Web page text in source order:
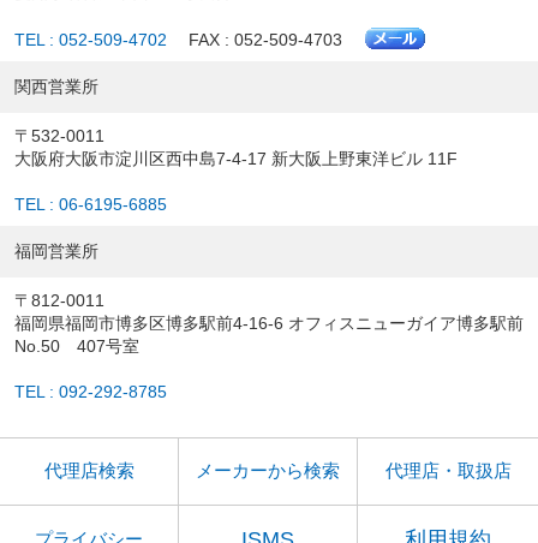
TEL : 052-509-4702 FAX : 052-509-4703
関西営業所
〒532-0011
大阪府大阪市淀川区西中島7-4-17 新大阪上野東洋ビル 11F
TEL : 06-6195-6885
福岡営業所
〒812-0011
福岡県福岡市博多区博多駅前4-16-6 オフィスニューガイア博多駅前
No.50 407号室
TEL : 092-292-8785
代理店検索 メーカーから検索 代理店・取扱店
プライバシー